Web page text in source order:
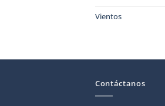
Vientos
Contáctanos